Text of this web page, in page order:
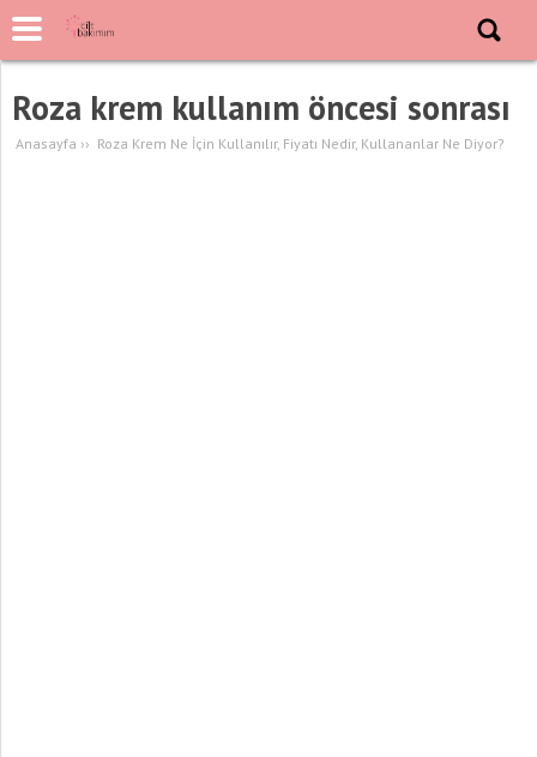
Roza krem kullanım öncesi sonrası
Anasayfa ›› Roza Krem Ne İçin Kullanılır, Fiyatı Nedir, Kullananlar Ne Diyor?